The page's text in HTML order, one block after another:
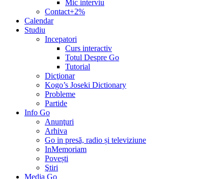
Mic interviu
Contact+2%
Calendar
Studiu
Incepatori
Curs interactiv
Totul Despre Go
Tutorial
Dicţionar
Kogo’s Joseki Dictionary
Probleme
Partide
Info Go
Anunţuri
Arhiva
Go in presă, radio și televiziune
InMemoriam
Povești
Ştiri
Media Go